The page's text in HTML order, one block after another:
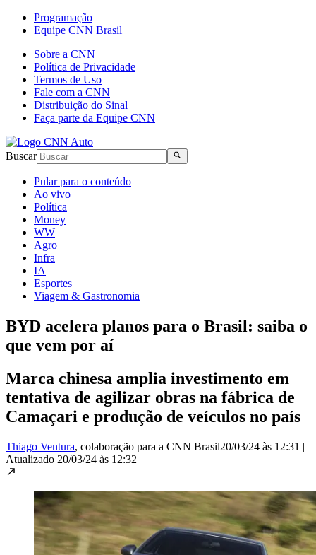
Programação
Equipe CNN Brasil
Sobre a CNN
Política de Privacidade
Termos de Uso
Fale com a CNN
Distribuição do Sinal
Faça parte da Equipe CNN
Buscar
Pular para o conteúdo
Ao vivo
Política
Money
WW
Agro
Infra
IA
Esportes
Viagem & Gastronomia
BYD acelera planos para o Brasil: saiba o
que vem por aí
Marca chinesa amplia investimento em
tentativa de agilizar obras na fábrica de
Camaçari e produção de veículos no país
Thiago Ventura, colaboração para a CNN Brasil20/03/24 às 12:31 |
Atualizado 20/03/24 às 12:32